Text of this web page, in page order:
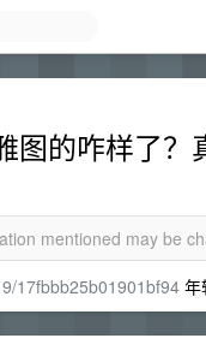
的咋样了？
mentioned may be
17fbbb25b01901bf94 年